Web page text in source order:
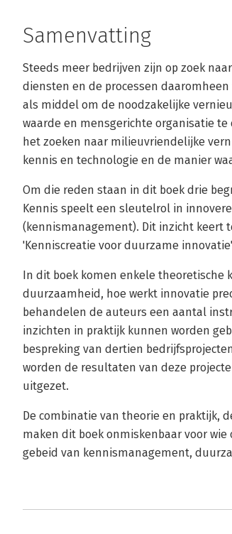
Samenvatting
Steeds meer bedrijven zijn op zoek
diensten en de processen
als middel om de noodzakelijke
waarde en mensgerichte organisatie
het zoeken naar milieuvriendelijke
kennis en technologie en de manier
Om die reden staan in dit boek drie
Kennis speelt een sleutelrol in
(kennismanagement). Dit inzicht keert
'Kenniscreatie voor duurzame
In dit boek komen enkele theoretische
duurzaamheid, hoe werkt innovatie
behandelen de auteurs een aantal
inzichten in praktijk kunnen worden
bespreking van dertien
worden de resultaten van deze
uitgezet.
De combinatie van theorie en praktijk,
maken dit boek onmiskenbaar voor
gebeid van kennismanagement,